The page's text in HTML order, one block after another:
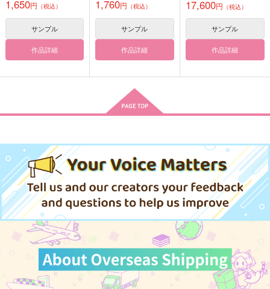
作品詳細
ひなたの黒猫ねえと呼
ぶ2
かんみや
550円（税込）
サンプル
作品詳細
おとしものは六年生
かんみや
1,100円（税込）
善法寺伊作
サンプル
作品詳細
かんたか
反回神経10
739円（税込）
大和敢助×諸伏高明
サンプル
作品詳細
R!」
1,650円 （税込）
サンプル
作品詳細
Anniversary CD＜
QUARTET NIGHT Ver
1,760円 （税込）
サンプル
作品詳細
Sing! LIVE Blu-ray
17,600円 （税込）
サンプル
作品詳細